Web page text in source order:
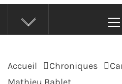
Accueil Chroniques